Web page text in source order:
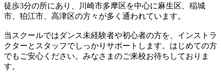
徒歩3分の所にあり、川崎市多摩区を中心に麻生区、稲城
市、狛江市、高津区の方々が多く通われています。
当スクールではダンス未経験者や初心者の方を、インストラ
クターとスタッフでしっかりサポートします。はじめての方
でもご安心ください。みなさまのご来校お待ちしておりま
す。